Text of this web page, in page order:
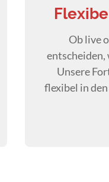
Ob live
entscheiden,
Unsere
flexibel in